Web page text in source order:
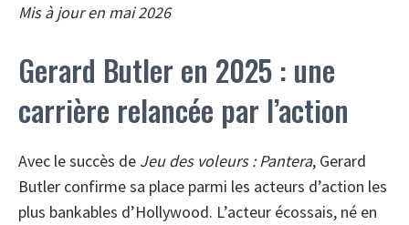
Mis à jour en mai 2026
Gerard Butler en 2025 : une
carrière relancée par l’action
Avec le succès de Jeu des voleurs : Pantera, Gerard
Butler confirme sa place parmi les acteurs d’action les
plus bankables d’Hollywood. L’acteur écossais, né en